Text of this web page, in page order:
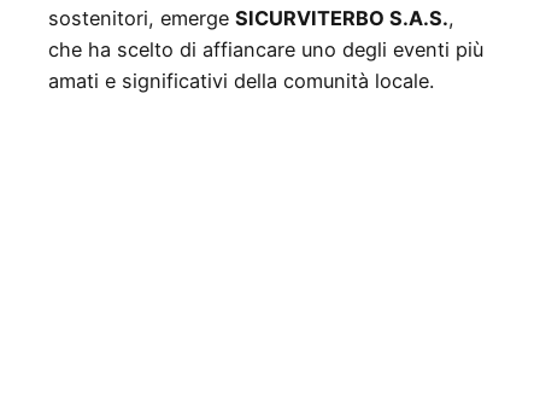
sostenitori, emerge SICURVITERBO S.A.S.,
che ha scelto di affiancare uno degli eventi più
amati e significativi della comunità locale.